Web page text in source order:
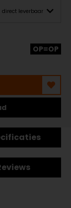
direct leverbaar
OP=OP